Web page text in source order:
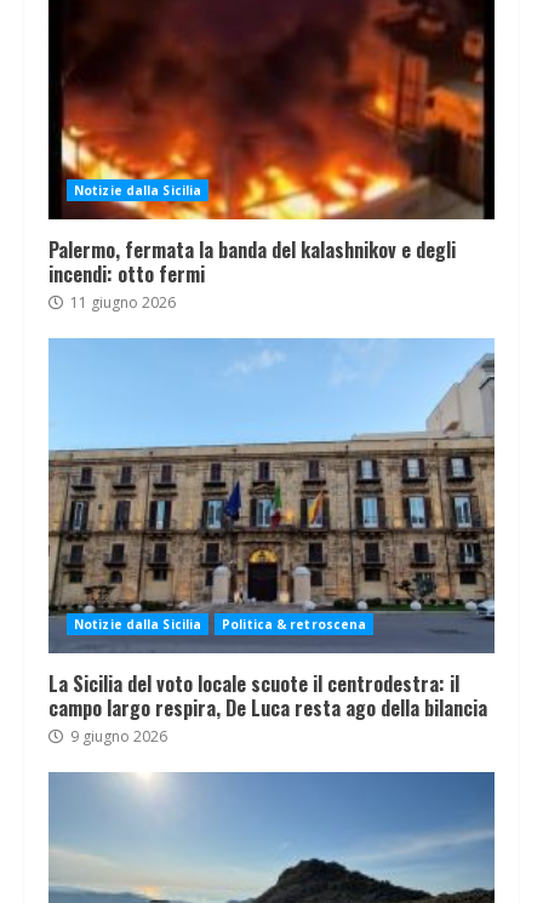
Notizie dalla Sicilia
Palermo, fermata la banda del kalashnikov e degli
incendi: otto fermi
11 giugno 2026
Notizie dalla Sicilia Politica & retroscena
La Sicilia del voto locale scuote il centrodestra: il
campo largo respira, De Luca resta ago della bilancia
9 giugno 2026